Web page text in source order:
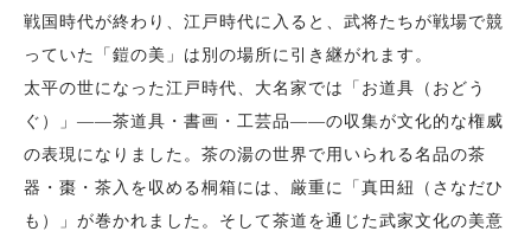
戦国時代が終わり、江戸時代に入ると、武将たちが戦場で競
っていた「鎧の美」は別の場所に引き継がれます。
太平の世になった江戸時代、大名家では「お道具（おどう
ぐ）」——茶道具・書画・工芸品——の収集が文化的な権威
の表現になりました。茶の湯の世界で用いられる名品の茶
器・棗・茶入を収める桐箱には、厳重に「真田紐（さなだひ
も）」が巻かれました。そして茶道を通じた武家文化の美意